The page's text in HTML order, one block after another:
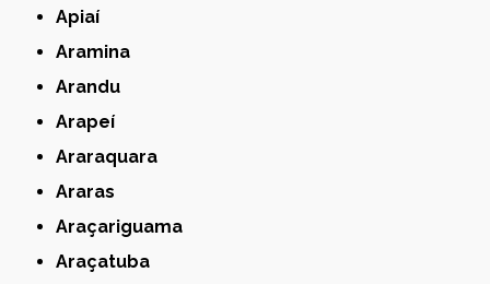
Apiaí
Aramina
Arandu
Arapeí
Araraquara
Araras
Araçariguama
Araçatuba